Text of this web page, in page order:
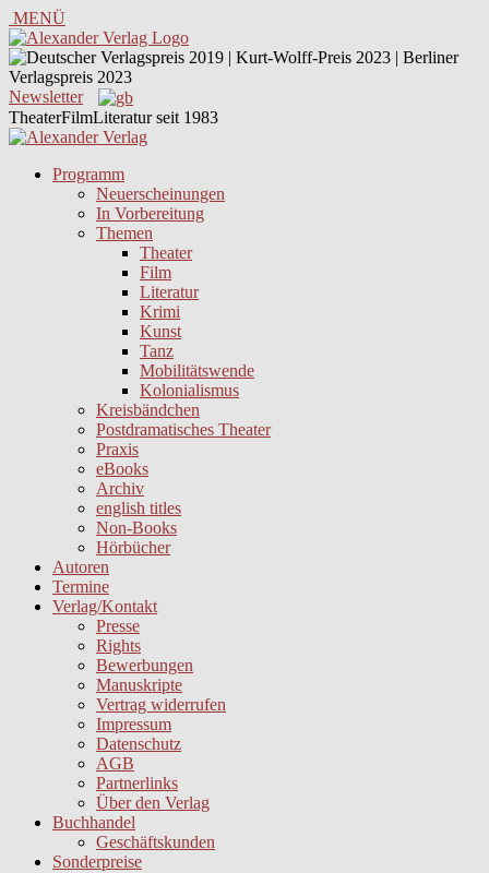
MENÜ
Newsletter
TheaterFilmLiteratur seit 1983
Programm
Neuerscheinungen
In Vorbereitung
Themen
Theater
Film
Literatur
Krimi
Kunst
Tanz
Mobilitätswende
Kolonialismus
Kreisbändchen
Postdramatisches Theater
Praxis
eBooks
Archiv
english titles
Non-Books
Hörbücher
Autoren
Termine
Verlag/Kontakt
Presse
Rights
Bewerbungen
Manuskripte
Vertrag widerrufen
Impressum
Datenschutz
AGB
Partnerlinks
Über den Verlag
Buchhandel
Geschäftskunden
Sonderpreise